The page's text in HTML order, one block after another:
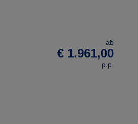
ab
€ 1.961,00
p.p.